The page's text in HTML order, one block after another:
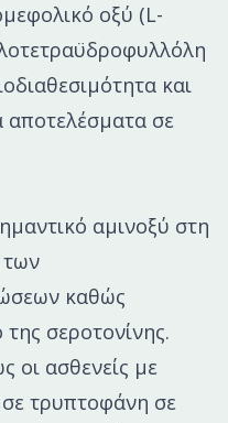
οξύ (L-
και
αποτελέσματα σε
αμινοξύ στη
των
καθώς
σεροτονίνης.
οι ασθενείς με
τρυπτοφάνη σε